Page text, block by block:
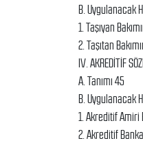
B. Uygulanacak
1. Taşıyan
2. Taşıtan
IV. AKREDİTİF
A. Tanımı 45
B. Uygulanacak
1. Akreditif Amiri
2. Akreditif